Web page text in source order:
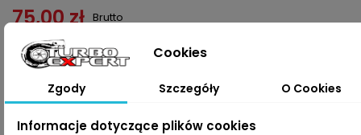
75,00 zł Brutto
Ilość  Dodaj do koszyka
Zapytaj o dostępność Tel:+48-717-358-575
Udostępnij
Cookies
Zgody Szczegóły O Cookies
Informacje dotyczące plików cookies